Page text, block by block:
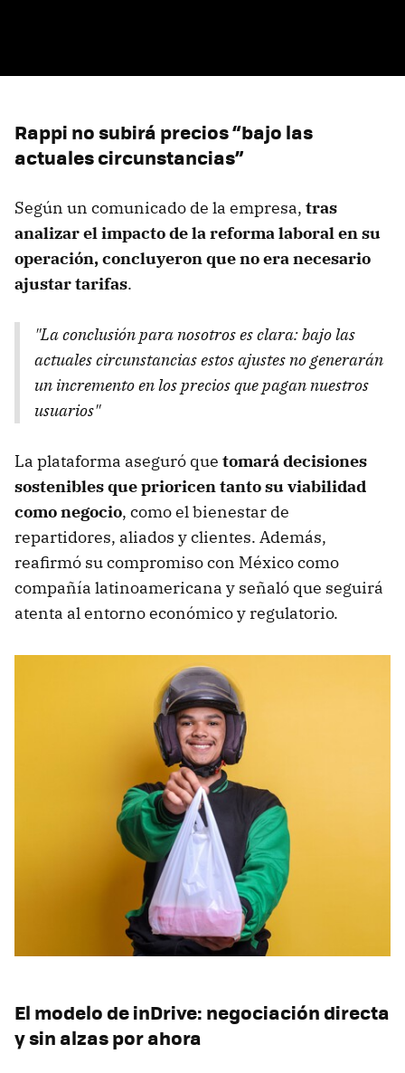
Rappi no subirá precios “bajo las
actuales circunstancias”
Según un comunicado de la empresa, tras
analizar el impacto de la reforma laboral en su
operación, concluyeron que no era necesario
ajustar tarifas.
"La conclusión para nosotros es clara: bajo las
actuales circunstancias estos ajustes no generarán
un incremento en los precios que pagan nuestros
usuarios"
La plataforma aseguró que tomará decisiones
sostenibles que prioricen tanto su viabilidad
como negocio, como el bienestar de
repartidores, aliados y clientes. Además,
reafirmó su compromiso con México como
compañía latinoamericana y señaló que seguirá
atenta al entorno económico y regulatorio.
El modelo de inDrive: negociación directa
y sin alzas por ahora